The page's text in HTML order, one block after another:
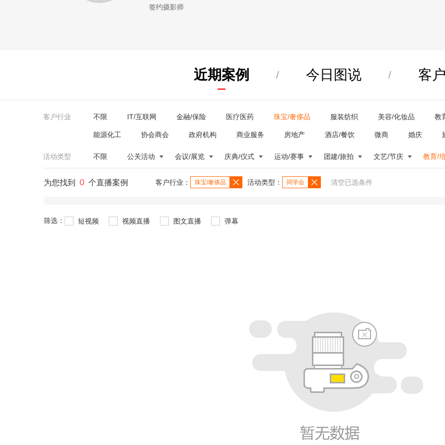
签约摄影师
近期案例 / 今日图说 / 客
客户行业 不限 IT/互联网 金融/保险 医疗医药 珠宝/奢侈品 服装纺织 美容/化妆品 教
能源化工 协会商会 政府机构 商业服务 房地产 酒店/餐饮 微商 婚庆
活动类型 不限 公关活动 会议/展览 庆典/仪式 运动/赛事 团建/旅拍 文艺/节庆 教育/
为您找到 0 个直播案例 客户行业： 珠宝/奢侈品 活动类型： 同学会 清空已选条件
筛选： 短视频 视频直播 图文直播 弹幕